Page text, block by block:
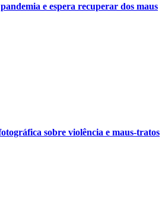
e espera recuperar dos maus
sobre violência e maus-tratos